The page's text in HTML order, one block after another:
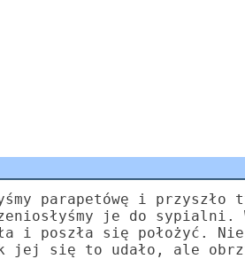
parapetówę i
je do sypialni.
i poszła się położyć. Nie
jej się to udało, ale